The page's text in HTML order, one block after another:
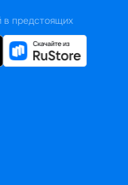
в предстоящих